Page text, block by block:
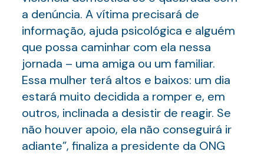
a denúncia. A vítima precisará de
informação, ajuda psicológica e alguém
que possa caminhar com ela nessa
jornada – uma amiga ou um familiar.
Essa mulher terá altos e baixos: um dia
estará muito decidida a romper e, em
outros, inclinada a desistir de reagir. Se
não houver apoio, ela não conseguirá ir
adiante”, finaliza a presidente da ONG